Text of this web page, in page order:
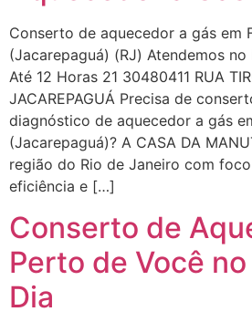
Conserto de aquecedor a gás em
(Jacarepaguá) (RJ) Atendemos
Até 12 Horas 21 30480411 RUA
JACAREPAGUÁ Precisa de
diagnóstico de aquecedor a gás
(Jacarepaguá)? A CASA DA
região do Rio de Janeiro com
eficiência e […]
Conserto de
Perto de Você
Dia